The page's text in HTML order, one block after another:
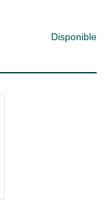
Disponible